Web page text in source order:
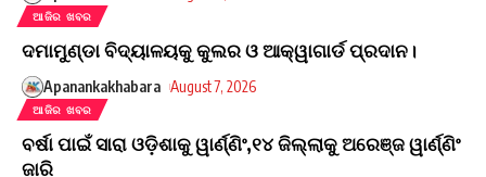
ଆଜିର ଖବର
ଦମାମୁଣ୍ଡା ବିଦ୍ୟାଳୟକୁ କୁଲର ଓ ଆକ୍ୱାଗାର୍ଡ ପ୍ରଦାନ।
Apanankakhabara August 7, 2026
ଆଜିର ଖବର
ବର୍ଷା ପାଇଁ ସାରା ଓଡ଼ିଶାକୁ ୱାର୍ଣ୍ଣିଂ,୧୪ ଜିଲ୍ଲାକୁ ଅରେଞ୍ଜ ୱାର୍ଣ୍ଣିଂ
ଜାରି